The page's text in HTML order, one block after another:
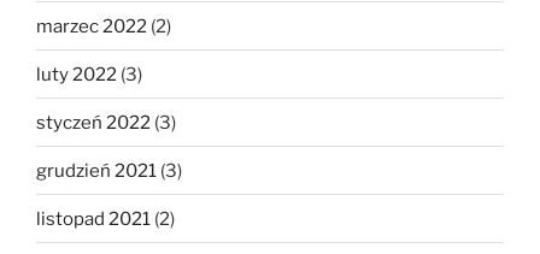
marzec 2022 (2)
luty 2022 (3)
styczeń 2022 (3)
grudzień 2021 (3)
listopad 2021 (2)